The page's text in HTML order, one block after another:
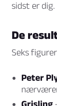
sidst er dig.
De
Seks
Peter